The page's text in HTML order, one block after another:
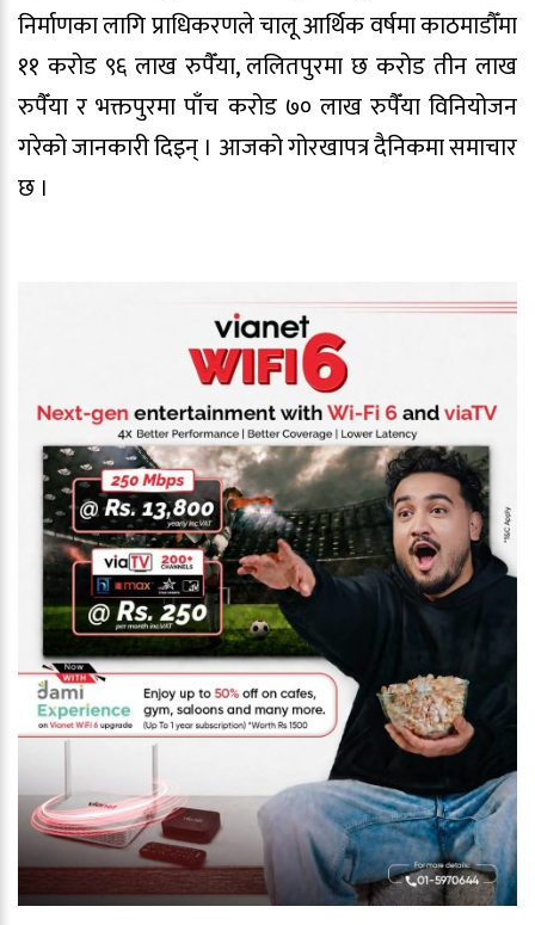
निर्माणका लागि प्राधिकरणले चालू आर्थिक वर्षमा काठमाडौँमा
११ करोड ९६ लाख रुपैँया, ललितपुरमा छ करोड तीन लाख
रुपैँया र भक्तपुरमा पाँच करोड ७० लाख रुपैँया विनियोजन
गरेको जानकारी दिइन् । आजको गोरखापत्र दैनिकमा समाचार
छ ।